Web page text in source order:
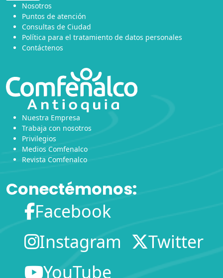
Nosotros
Puntos de atención
Consultas de Ciudad
Política para el tratamiento de datos personales
Contáctenos
Nuestra Empresa
Trabaja con nosotros
Privilegios
Medios Comfenalco
Revista Comfenalco
Conectémonos:
Facebook
Instagram
Twitter
YouTube